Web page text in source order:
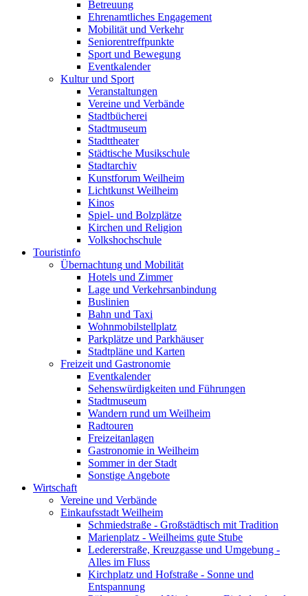
Betreuung
Ehrenamtliches Engagement
Mobilität und Verkehr
Seniorentreffpunkte
Sport und Bewegung
Eventkalender
Kultur und Sport
Veranstaltungen
Vereine und Verbände
Stadtbücherei
Stadtmuseum
Stadttheater
Städtische Musikschule
Stadtarchiv
Kunstforum Weilheim
Lichtkunst Weilheim
Kinos
Spiel- und Bolzplätze
Kirchen und Religion
Volkshochschule
Touristinfo
Übernachtung und Mobilität
Hotels und Zimmer
Lage und Verkehrsanbindung
Buslinien
Bahn und Taxi
Wohnmobilstellplatz
Parkplätze und Parkhäuser
Stadtpläne und Karten
Freizeit und Gastronomie
Eventkalender
Sehenswürdigkeiten und Führungen
Stadtmuseum
Wandern rund um Weilheim
Radtouren
Freizeitanlagen
Gastronomie in Weilheim
Sommer in der Stadt
Sonstige Angebote
Wirtschaft
Vereine und Verbände
Einkaufsstadt Weilheim
Schmiedstraße - Großstädtisch mit Tradition
Marienplatz - Weilheims gute Stube
Ledererstraße, Kreuzgasse und Umgebung -
Alles im Fluss
Kirchplatz und Hofstraße - Sonne und
Entspannung